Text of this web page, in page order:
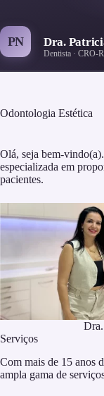
o
conteúdo
PN Dra.
Dentista · CRO-
Odontologia Estética
Olá, seja bem-
especializada em
pacientes.
Serviços
Com mais de 15 anos
ampla gama de